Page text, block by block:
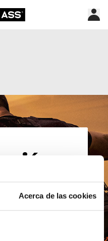
Acerca de las cookies